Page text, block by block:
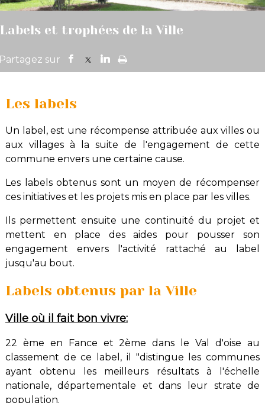
Labels et trophées de la Ville
Les labels
Un label, est une récompense attribuée aux villes ou
aux villages à la suite de l'engagement de cette
commune envers une certaine cause.
Les labels obtenus sont un moyen de récompenser
ces initiatives et les projets mis en place par les villes.
Ils permettent ensuite une continuité du projet et
mettent en place des aides pour pousser son
engagement envers l'activité rattaché au label
jusqu'au bout.
Labels obtenus par la Ville
Ville où il fait bon vivre:
22 ème en Fance et 2ème dans le Val d'oise au
classement de ce label, il "distingue les communes
ayant obtenu les meilleurs résultats à l'échelle
nationale, départementale et dans leur strate de
population.